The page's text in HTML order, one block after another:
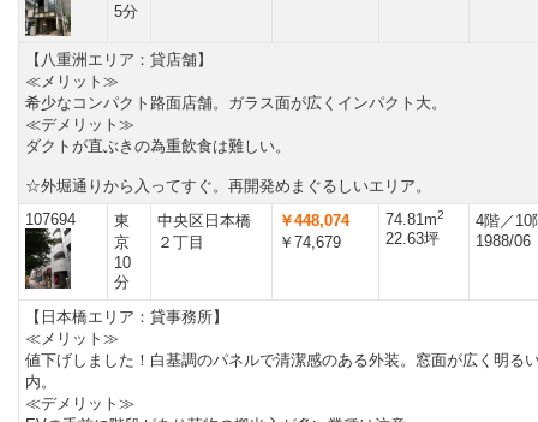
5分
【八重洲エリア：貸店舗】
≪メリット≫
希少なコンパクト路面店舗。ガラス面が広くインパクト大。
≪デメリット≫
ダクトが直ぶきの為重飲食は難しい。
☆外堀通りから入ってすぐ。再開発めまぐるしいエリア。
107694
東
京
10
分
中央区日本橋
２丁目
￥448,074
￥74,679
74.81m2
22.63坪
4階／10
1988/06
【日本橋エリア：貸事務所】
≪メリット≫
値下げしました！白基調のパネルで清潔感のある外装。窓面が広く明る
内。
≪デメリット≫